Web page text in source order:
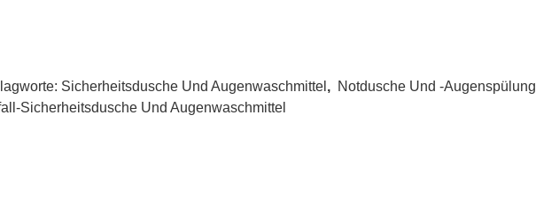
Sicherheitsdusche Und Augenwaschmittel , Notdusche Und -Augenspülung
Sicherheitsdusche Und Augenwaschmittel